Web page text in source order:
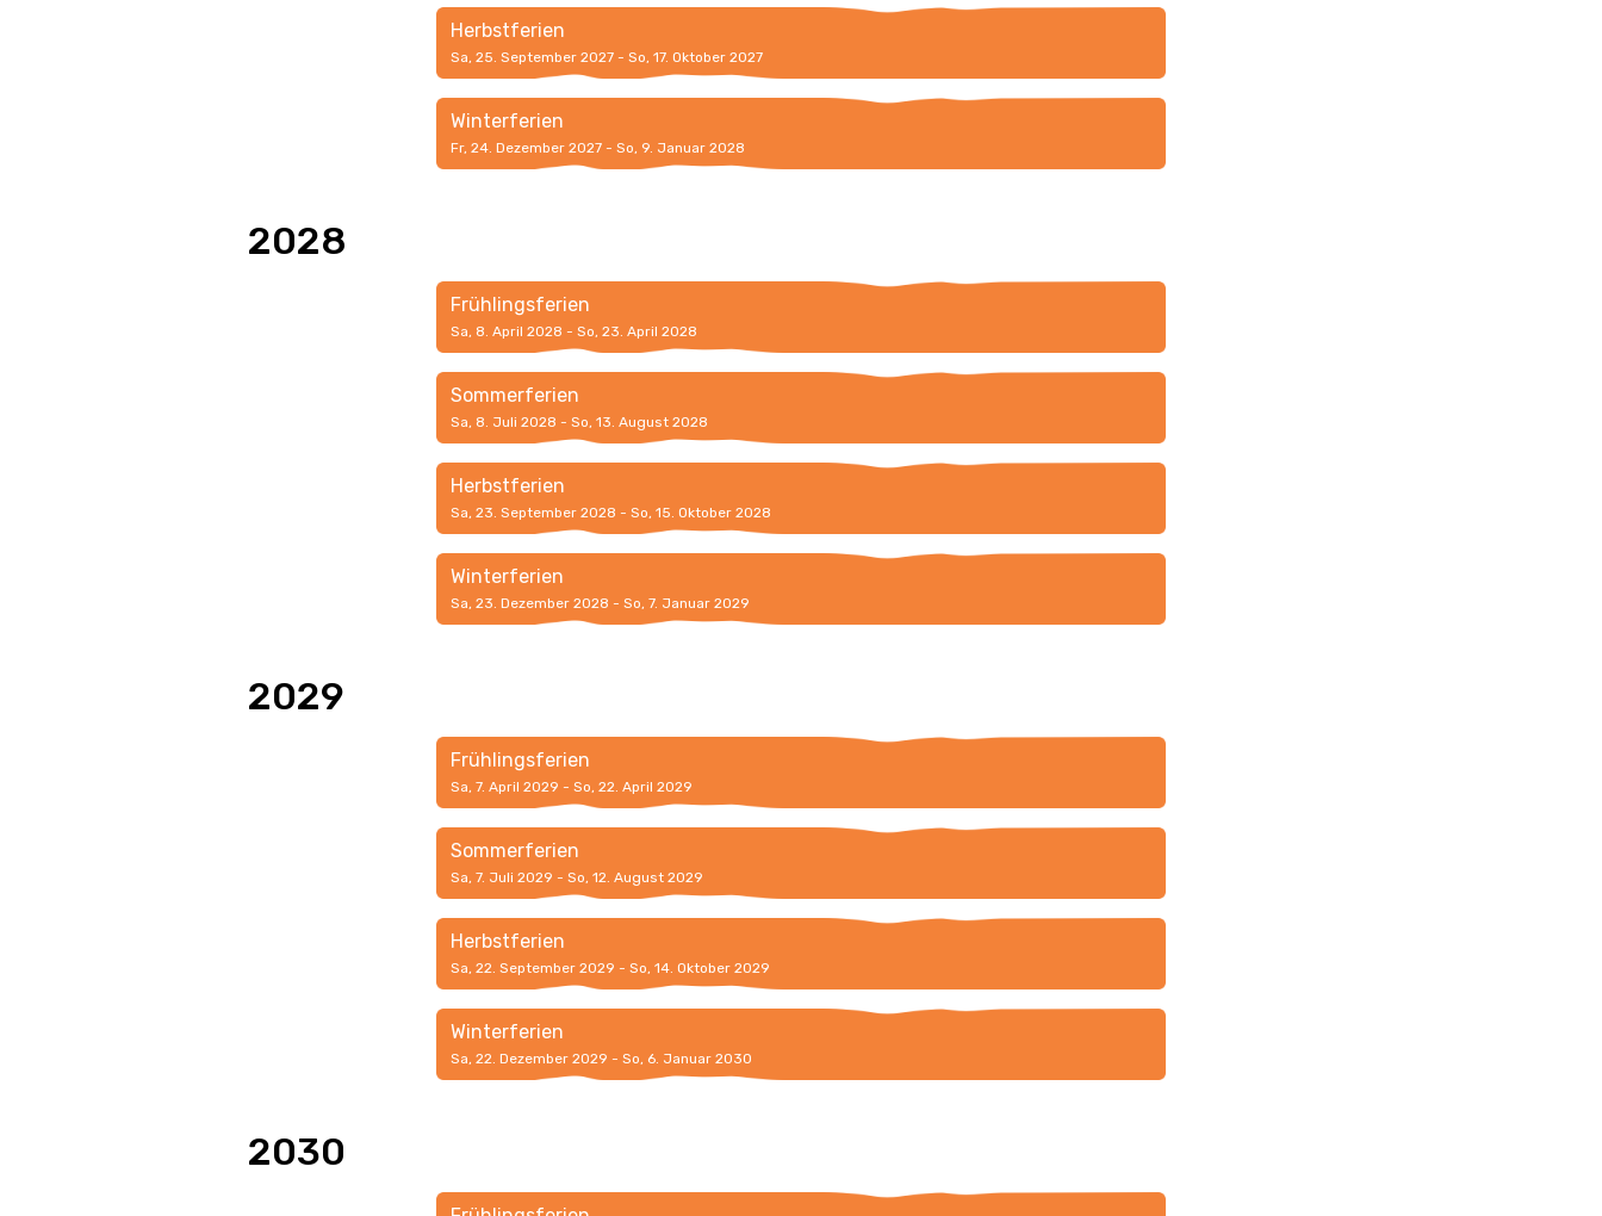
Herbstferien
Sa, 25. September 2027 - So, 17. Oktober 2027
Winterferien
Fr, 24. Dezember 2027 - So, 9. Januar 2028
2028
Frühlingsferien
Sa, 8. April 2028 - So, 23. April 2028
Sommerferien
Sa, 8. Juli 2028 - So, 13. August 2028
Herbstferien
Sa, 23. September 2028 - So, 15. Oktober 2028
Winterferien
Sa, 23. Dezember 2028 - So, 7. Januar 2029
2029
Frühlingsferien
Sa, 7. April 2029 - So, 22. April 2029
Sommerferien
Sa, 7. Juli 2029 - So, 12. August 2029
Herbstferien
Sa, 22. September 2029 - So, 14. Oktober 2029
Winterferien
Sa, 22. Dezember 2029 - So, 6. Januar 2030
2030